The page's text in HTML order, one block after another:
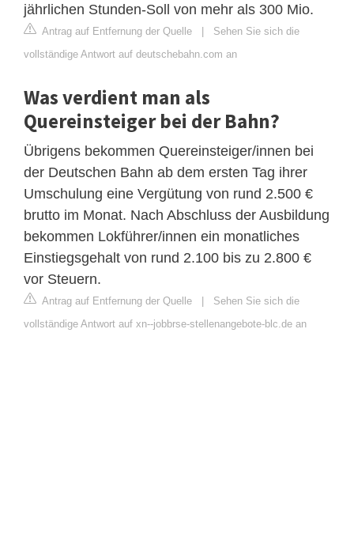
jährlichen Stunden-Soll von mehr als 300 Mio.
Antrag auf Entfernung der Quelle | Sehen Sie sich die
vollständige Antwort auf deutschebahn.com an
Was verdient man als
Quereinsteiger bei der Bahn?
Übrigens bekommen Quereinsteiger/innen bei
der Deutschen Bahn ab dem ersten Tag ihrer
Umschulung eine Vergütung von rund 2.500 €
brutto im Monat. Nach Abschluss der Ausbildung
bekommen Lokführer/innen ein monatliches
Einstiegsgehalt von rund 2.100 bis zu 2.800 €
vor Steuern.
Antrag auf Entfernung der Quelle | Sehen Sie sich die
vollständige Antwort auf xn--jobbrse-stellenangebote-blc.de an